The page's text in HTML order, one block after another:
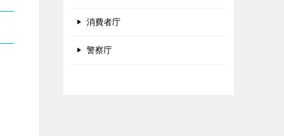
消費者庁
警察庁